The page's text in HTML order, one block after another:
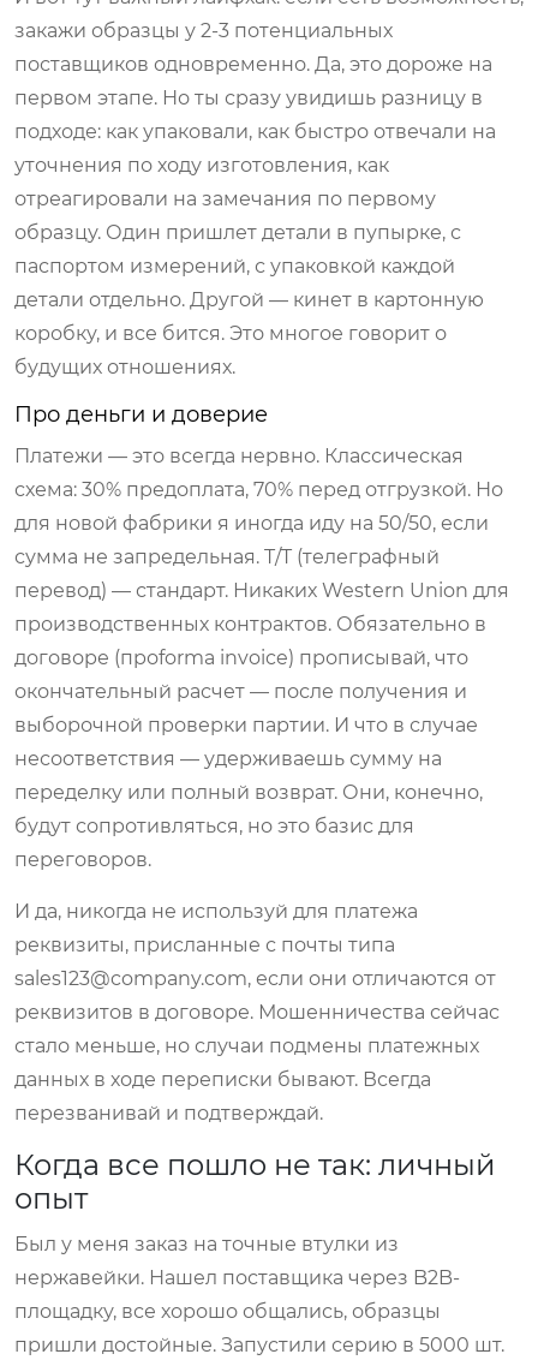
закажи образцы у 2-3 потенциальных
поставщиков одновременно. Да, это дороже на
первом этапе. Но ты сразу увидишь разницу в
подходе: как упаковали, как быстро отвечали на
уточнения по ходу изготовления, как
отреагировали на замечания по первому
образцу. Один пришлет детали в пупырке, с
паспортом измерений, с упаковкой каждой
детали отдельно. Другой — кинет в картонную
коробку, и все бится. Это многое говорит о
будущих отношениях.
Про деньги и доверие
Платежи — это всегда нервно. Классическая
схема: 30% предоплата, 70% перед отгрузкой. Но
для новой фабрики я иногда иду на 50/50, если
сумма не запредельная. T/T (телеграфный
перевод) — стандарт. Никаких Western Union для
производственных контрактов. Обязательно в
договоре (проforma invoice) прописывай, что
окончательный расчет — после получения и
выборочной проверки партии. И что в случае
несоответствия — удерживаешь сумму на
переделку или полный возврат. Они, конечно,
будут сопротивляться, но это базис для
переговоров.
И да, никогда не используй для платежа
реквизиты, присланные с почты типа
sales123@company.com, если они отличаются от
реквизитов в договоре. Мошенничества сейчас
стало меньше, но случаи подмены платежных
данных в ходе переписки бывают. Всегда
перезванивай и подтверждай.
Когда все пошло не так: личный
опыт
Был у меня заказ на точные втулки из
нержавейки. Нашел поставщика через B2B-
площадку, все хорошо общались, образцы
пришли достойные. Запустили серию в 5000 шт.